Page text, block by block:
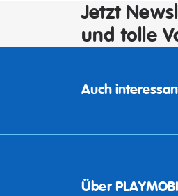
Jetzt
und tolle
Auch
Über